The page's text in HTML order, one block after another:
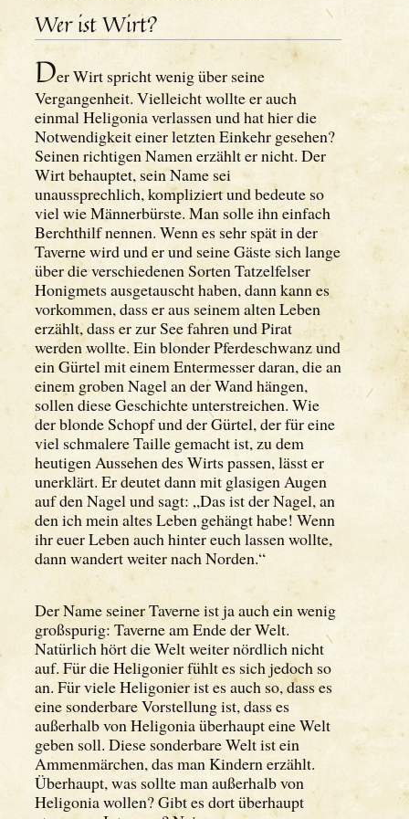
Wer ist Wirt?
Der Wirt spricht wenig über seine
Vergangenheit. Vielleicht wollte er auch
einmal Heligonia verlassen und hat hier die
Notwendigkeit einer letzten Einkehr gesehen?
Seinen richtigen Namen erzählt er nicht. Der
Wirt behauptet, sein Name sei
unaussprechlich, kompliziert und bedeute so
viel wie Männerbürste. Man solle ihn einfach
Berchthilf nennen. Wenn es sehr spät in der
Taverne wird und er und seine Gäste sich lange
über die verschiedenen Sorten Tatzelfelser
Honigmets ausgetauscht haben, dann kann es
vorkommen, dass er aus seinem alten Leben
erzählt, dass er zur See fahren und Pirat
werden wollte. Ein blonder Pferdeschwanz und
ein Gürtel mit einem Entermesser daran, die an
einem groben Nagel an der Wand hängen,
sollen diese Geschichte unterstreichen. Wie
der blonde Schopf und der Gürtel, der für eine
viel schmalere Taille gemacht ist, zu dem
heutigen Aussehen des Wirts passen, lässt er
unerklärt. Er deutet dann mit glasigen Augen
auf den Nagel und sagt: „Das ist der Nagel, an
den ich mein altes Leben gehängt habe! Wenn
ihr euer Leben auch hinter euch lassen wollte,
dann wandert weiter nach Norden.“
Der Name seiner Taverne ist ja auch ein wenig
großspurig: Taverne am Ende der Welt.
Natürlich hört die Welt weiter nördlich nicht
auf. Für die Heligonier fühlt es sich jedoch so
an. Für viele Heligonier ist es auch so, dass es
eine sonderbare Vorstellung ist, dass es
außerhalb von Heligonia überhaupt eine Welt
geben soll. Diese sonderbare Welt ist ein
Ammenmärchen, das man Kindern erzählt.
Überhaupt, was sollte man außerhalb von
Heligonia wollen? Gibt es dort überhaupt